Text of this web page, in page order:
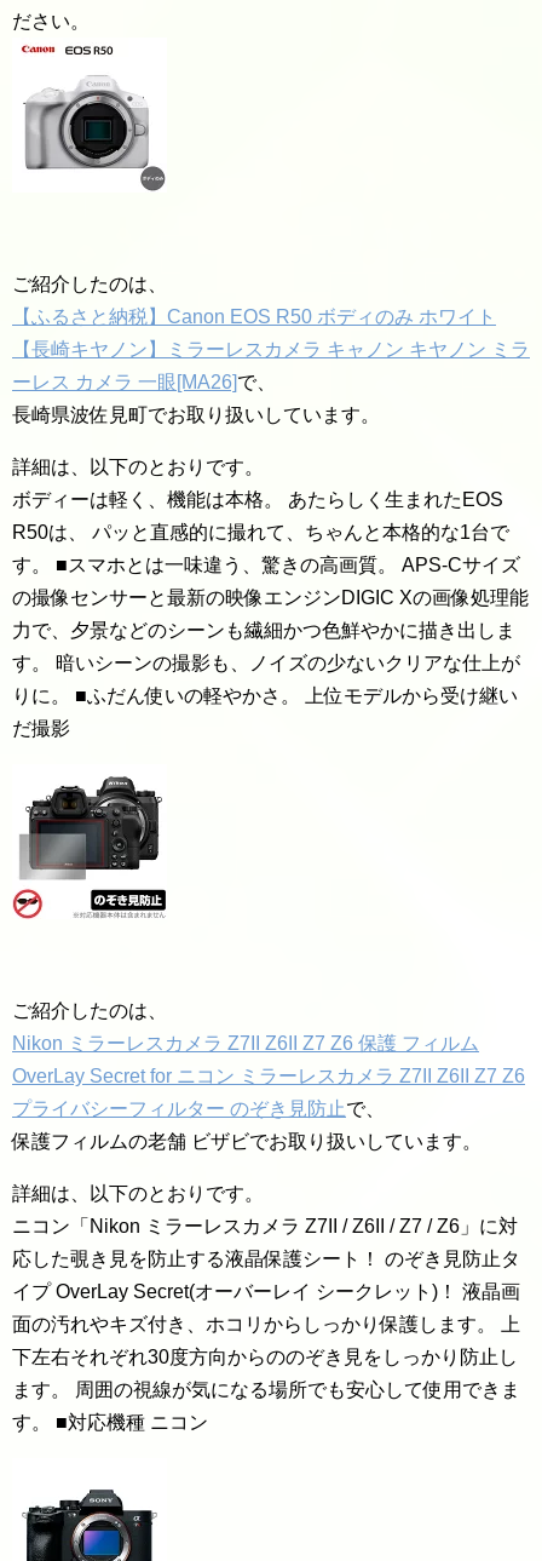
ださい。
ご紹介したのは、
【ふるさと納税】Canon EOS R50 ボディのみ ホワイト
【長崎キヤノン】ミラーレスカメラ キャノン キヤノン ミラ
ーレス カメラ 一眼[MA26]で、
長崎県波佐見町でお取り扱いしています。
詳細は、以下のとおりです。
ボディーは軽く、機能は本格。 あたらしく生まれたEOS
R50は、 パッと直感的に撮れて、ちゃんと本格的な1台で
す。 ■スマホとは一味違う、驚きの高画質。 APS-Cサイズ
の撮像センサーと最新の映像エンジンDIGIC Xの画像処理能
力で、夕景などのシーンも繊細かつ色鮮やかに描き出しま
す。 暗いシーンの撮影も、ノイズの少ないクリアな仕上が
りに。 ■ふだん使いの軽やかさ。 上位モデルから受け継い
だ撮影
ご紹介したのは、
Nikon ミラーレスカメラ Z7II Z6II Z7 Z6 保護 フィルム
OverLay Secret for ニコン ミラーレスカメラ Z7II Z6II Z7 Z6
プライバシーフィルター のぞき見防止で、
保護フィルムの老舗 ビザビでお取り扱いしています。
詳細は、以下のとおりです。
ニコン「Nikon ミラーレスカメラ Z7II / Z6II / Z7 / Z6」に対
応した覗き見を防止する液晶保護シート！ のぞき見防止タ
イプ OverLay Secret(オーバーレイ シークレット)！ 液晶画
面の汚れやキズ付き、ホコリからしっかり保護します。 上
下左右それぞれ30度方向からののぞき見をしっかり防止し
ます。 周囲の視線が気になる場所でも安心して使用できま
す。 ■対応機種 ニコン